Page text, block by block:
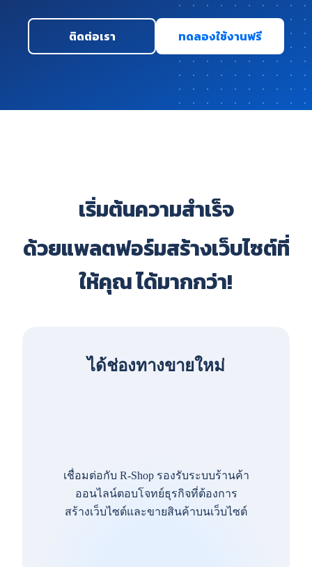
ติดต่อเรา ทดลองใช้งานฟรี
เริ่มต้นความสำเร็จ
ด้วยแพลตฟอร์มสร้างเว็บไซต์ที่
ให้คุณ ได้มากกว่า!
ได้ช่องทางขายใหม่
เชื่อมต่อกับ R-Shop รองรับระบบร้านค้า
ออนไลน์ตอบโจทย์ธุรกิจที่ต้องการ
สร้างเว็บไซต์และขายสินค้าบนเว็บไซต์